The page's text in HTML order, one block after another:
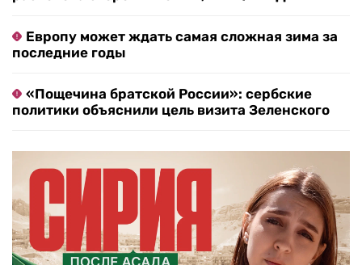
Европу может ждать самая сложная зима за
последние годы
«Пощечина братской России»: сербские
политики объяснили цель визита Зеленского